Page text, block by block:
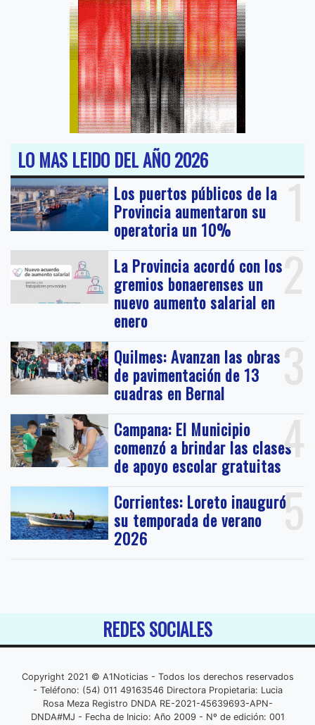
LO MAS LEIDO DEL AÑO 2026
1
Los puertos públicos de la
Provincia aumentaron su
operatoria un 10%
2
La Provincia acordó con los
gremios bonaerenses un
nuevo aumento salarial en
enero
3
Quilmes: Avanzan las obras
de pavimentación de 13
cuadras en Bernal
4
Campana: El Municipio
comenzó a brindar las clases
de apoyo escolar gratuitas
5
Corrientes: Loreto inauguró
su temporada de verano
2026
REDES SOCIALES
Copyright 2021 © A1Noticias - Todos los derechos reservados
- Teléfono: (54) 011 49163546 Directora Propietaria: Lucia
Rosa Meza Registro DNDA RE-2021-45639693-APN-
DNDA#MJ - Fecha de Inicio: Año 2009 - Nº de edición: 001